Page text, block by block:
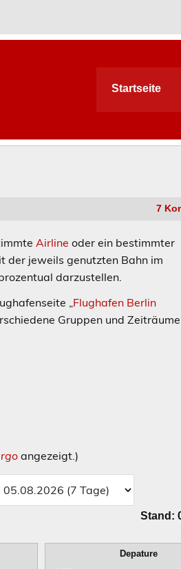
Startseite
7
Airline oder ein bestimmter
der jeweils genutzten Bahn im
darzustellen.
„ Flughafen Berlin
Gruppen und Zeiträume
angezeigt.)
Stand:
Depature